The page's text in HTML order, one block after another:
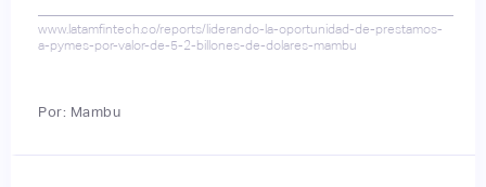
www.latamfintech.co/reports/liderando-la-oportunidad-de-prestamos-
a-pymes-por-valor-de-5-2-billones-de-dolares-mambu
Por: Mambu